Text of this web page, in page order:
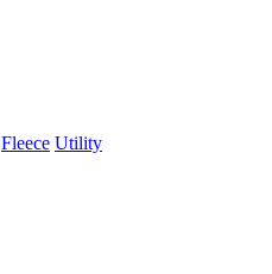
Fleece Utility